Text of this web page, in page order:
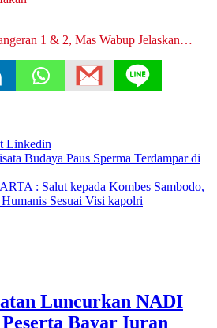
1 & 2, Mas Wabup Jelaskan…
Linkedin
Budaya Paus Sperma Terdampar di
: Salut kepada Kombes Sambodo,
Sesuai Visi kapolri
Luncurkan NADI
Bayar Iuran